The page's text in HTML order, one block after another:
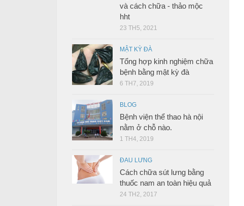
và cách chữa - thảo mộc
hht
23 TH5, 2021
MẬT KỲ ĐÀ
Tổng hợp kinh nghiệm chữa
bệnh bằng mật kỳ đà
6 TH7, 2019
BLOG
Bệnh viện thể thao hà nội
nằm ở chỗ nào.
1 TH4, 2019
ĐAU LƯNG
Cách chữa sút lưng bằng
thuốc nam an toàn hiệu quả
24 TH2, 2017